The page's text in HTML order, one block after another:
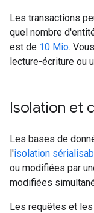
Les transactions
quel nombre
est de 10 Mio.
lecture-écriture ou
Isolation et
Les bases de
l'isolation
ou modifiées par
modifiées
Les requêtes et